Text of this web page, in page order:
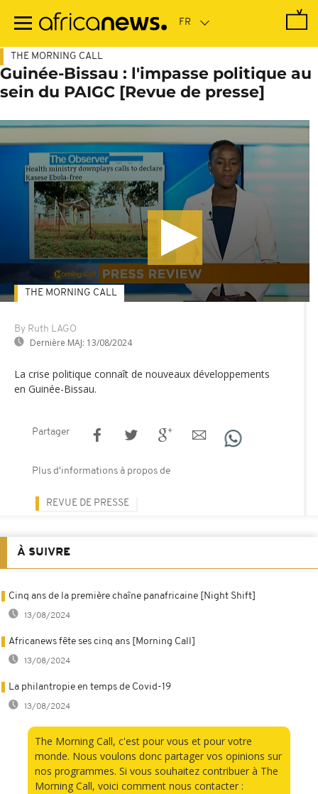
contenu
THE MORNING CALL
Guinée-Bissau : l'impasse politique au
sein du PAIGC [Revue de presse]
By Ruth LAGO
Dernière MAJ: 13/08/2024
THE MORNING CALL
La crise politique connaît de nouveaux développements
en Guinée-Bissau.
Partager
Plus d'informations à propos de
REVUE DE PRESSE
À SUIVRE
Cinq ans de la première chaîne panafricaine [Night Shift]
13/08/2024
Africanews fête ses cinq ans [Morning Call]
13/08/2024
La philantropie en temps de Covid-19
13/08/2024
The Morning Call, c'est pour vous et pour votre
monde. Nous voulons donc partager vos opinions sur
nos programmes. Si vous souhaitez contribuer à The
Morning Call, voici comment nous contacter :